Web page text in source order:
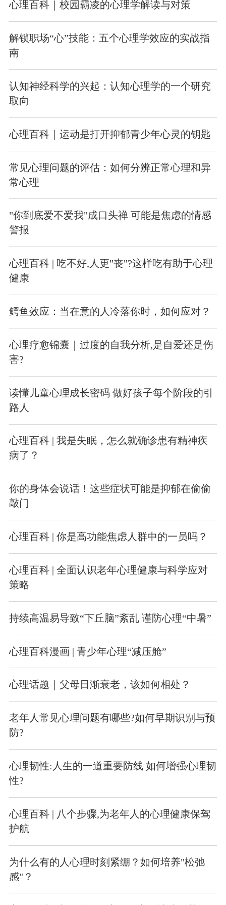
心理百科｜校园霸凌的心理学解读与对策
解锁职场“心”技能：五个心理学效应的实战指
南
认知神经科学的兴起：认知心理学的一个研究
取向
心理百科｜运动是打开抑郁青少年心灵的钥匙
常见心理问题的评估：如何分辨正常心理和异
常心理
"你到底爱不爱我"成口头禅 可能是焦虑的情感
警报
心理百科 | 吃不好,人更"丧"?这样吃有助于心理
健康
鳄鱼效应：当在意的人冷落你时，如何应对？
心理疗愈锦囊｜过度的自我分析,是自爱还是伤
害?
读懂儿童心理成长密码 做好孩子每个阶段的引
路人
心理百科 | 我是失眠，怎么就确诊患有精神疾
病了？
你的身体会说话！这些症状可能是抑郁在偷偷
敲门
心理百科 | 你是高功能焦虑人群中的一员吗？
心理百科 | 全面认识老年心理健康与科学应对
策略
持续高温易导致“下丘脑”紊乱 谨防心理“中暑”
心理百科漫画 | 青少年心理“减压舱”
心理话题｜父母日渐衰老，该如何相处？
老年人常见心理问题有哪些?如何早期识别与预
防?
心理韧性:人生的一道重要防线 如何增强心理韧
性?
心理百科 | 八个步骤,为老年人的心理健康保驾
护航
为什么有的人心理时刻紧绷？如何培养"松弛
感"？